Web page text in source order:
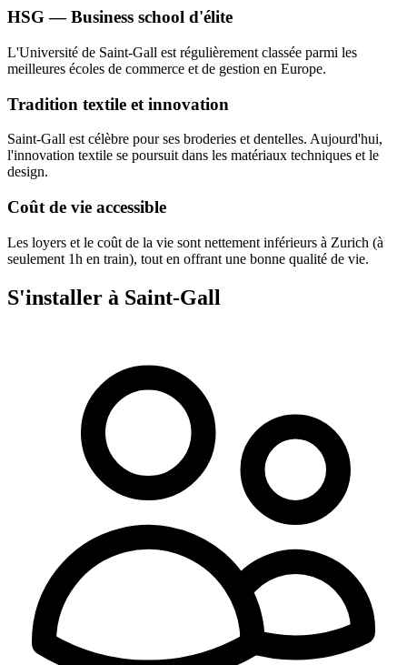
HSG — Business school d'élite
L'Université de Saint-Gall est régulièrement classée parmi les
meilleures écoles de commerce et de gestion en Europe.
Tradition textile et innovation
Saint-Gall est célèbre pour ses broderies et dentelles. Aujourd'hui,
l'innovation textile se poursuit dans les matériaux techniques et le
design.
Coût de vie accessible
Les loyers et le coût de la vie sont nettement inférieurs à Zurich (à
seulement 1h en train), tout en offrant une bonne qualité de vie.
S'installer à Saint-Gall